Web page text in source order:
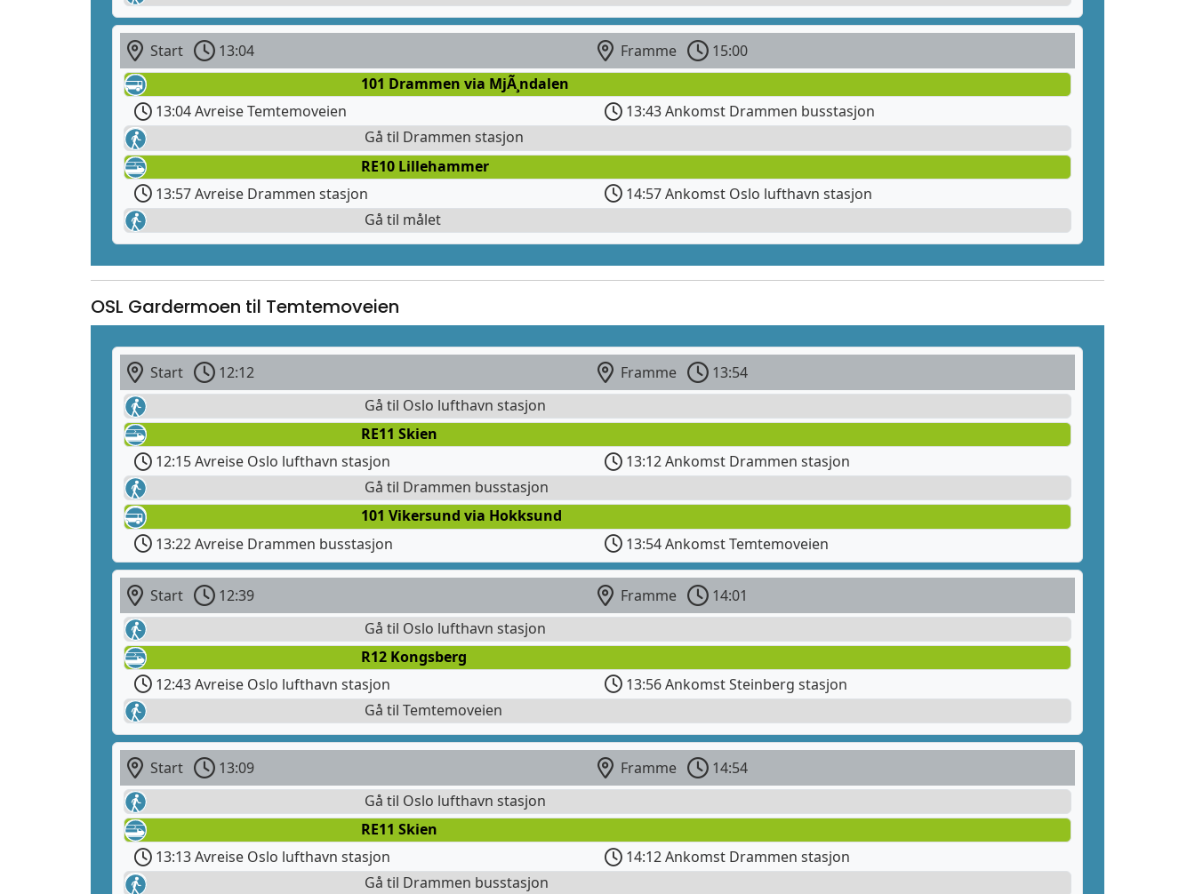
Start 13:04 Framme
15:00
101 Drammen via MjÃ¸ndalen
13:04 Avreise Temtemoveien
13:43 Ankomst Drammen busstasjon
Gå til Drammen stasjon
RE10 Lillehammer
13:57 Avreise Drammen stasjon
14:57 Ankomst Oslo lufthavn stasjon
Gå til målet
OSL Gardermoen til Temtemoveien
Start 12:12 Framme
13:54
Gå til Oslo lufthavn stasjon
RE11 Skien
12:15 Avreise Oslo lufthavn stasjon
13:12 Ankomst Drammen stasjon
Gå til Drammen busstasjon
101 Vikersund via Hokksund
13:22 Avreise Drammen busstasjon
13:54 Ankomst Temtemoveien
Start 12:39 Framme
14:01
Gå til Oslo lufthavn stasjon
R12 Kongsberg
12:43 Avreise Oslo lufthavn stasjon
13:56 Ankomst Steinberg stasjon
Gå til Temtemoveien
Start 13:09 Framme
14:54
Gå til Oslo lufthavn stasjon
RE11 Skien
13:13 Avreise Oslo lufthavn stasjon
14:12 Ankomst Drammen stasjon
Gå til Drammen busstasjon